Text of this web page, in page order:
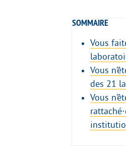
SOMMAIRE
Vous
Vous
des 21
Vous